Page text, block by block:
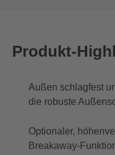
Produkt-
Außen schlagfest
die robuste
Optionaler,
Breakaway-